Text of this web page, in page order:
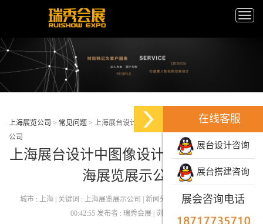
Toggle
上海展览公司 > 常见问题 > 上海展台设计中图像设计都有哪些？-上海展览展示
公司
上海展台设计中图像设计都有哪些？-上
海展览展示公司
城市 : 上海 | 关键词 : 上海展览展示公司 | 新闻分类 : | 发布日期：22-06-15
00:42:55 发布者 : 瑞秀会展 | 浏览量 : 134
在线客服
展台设计咨询
展台搭建咨询
展会咨询电话